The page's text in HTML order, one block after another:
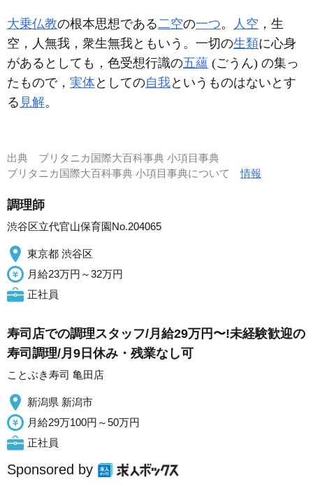
大乗仏教の根本思想である二空の一つ。 人空 ，生
空，人無我，衆生無我ともいう。一切の生類に心身
があるとしても，色受想行識の五蘊 (ごうん) の集っ
たもので， 実体としての自我というものはないとす
る 見解。
出典 ブリタニカ国際大百科事典 小項目事典
ブリタニカ国際大百科事典 小項目事典について情報
調理師
渋谷区立代官山保育園No.204065
東京都 渋谷区
月給23万円～32万円
正社員
寿司店での調理スタッフ/月給29万円〜!未経験歓迎の
寿司調理/月9日休み・残業なし可
ことぶき寿司 亀田店
新潟県 新潟市
月給29万100円～50万円
正社員
Sponsored by